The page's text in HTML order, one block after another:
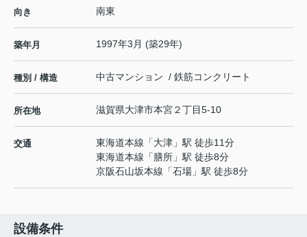
向き 南東
築年月 1997年3月 (築29年)
種別 / 構造 中古マンション / 鉄筋コンクリート
所在地 滋賀県大津市本宮２丁目5-10
交通 東海道本線 「大津 」駅 徒歩11分
東海道本線 「膳所 」駅 徒歩8分
京阪石山坂本線 「石場 」駅 徒歩8分
設備条件